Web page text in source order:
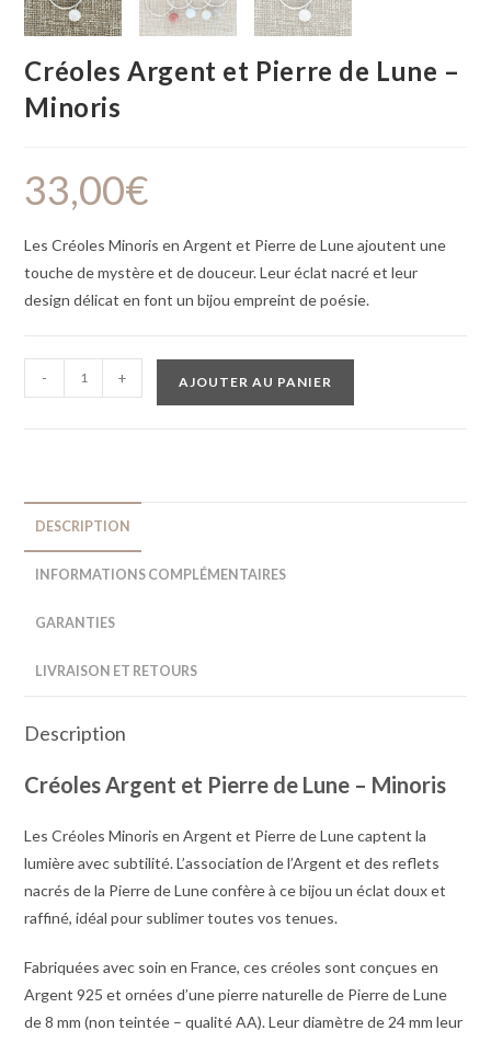
Créoles Argent et Pierre de Lune –
Minoris
33,00€
Les Créoles Minoris en Argent et Pierre de Lune ajoutent une
touche de mystère et de douceur. Leur éclat nacré et leur
design délicat en font un bijou empreint de poésie.
- + AJOUTER AU PANIER
DESCRIPTION
INFORMATIONS COMPLÉMENTAIRES
GARANTIES
LIVRAISON ET RETOURS
Description
Créoles Argent et Pierre de Lune – Minoris
Les Créoles Minoris en Argent et Pierre de Lune captent la
lumière avec subtilité. L’association de l’Argent et des reflets
nacrés de la Pierre de Lune confère à ce bijou un éclat doux et
raffiné, idéal pour sublimer toutes vos tenues.
Fabriquées avec soin en France, ces créoles sont conçues en
Argent 925 et ornées d’une pierre naturelle de Pierre de Lune
de 8 mm (non teintée – qualité AA). Leur diamètre de 24 mm leur